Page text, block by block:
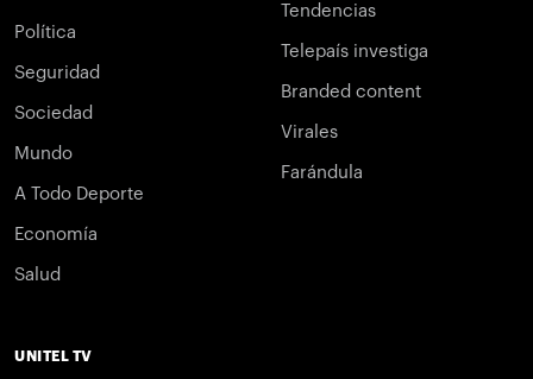
Política
Seguridad
Sociedad
Mundo
A Todo Deporte
Economía
Salud
Tendencias
Telepaís investiga
Branded content
Virales
Farándula
UNITEL TV